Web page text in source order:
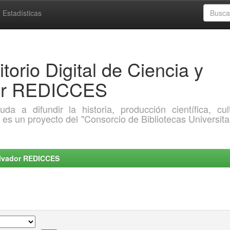
Estadísticas
Digital de Ciencia y
REDICCES
a difundir la historia, producción científica,
un proyecto del "Consorcio de Bibliotecas
REDICCES